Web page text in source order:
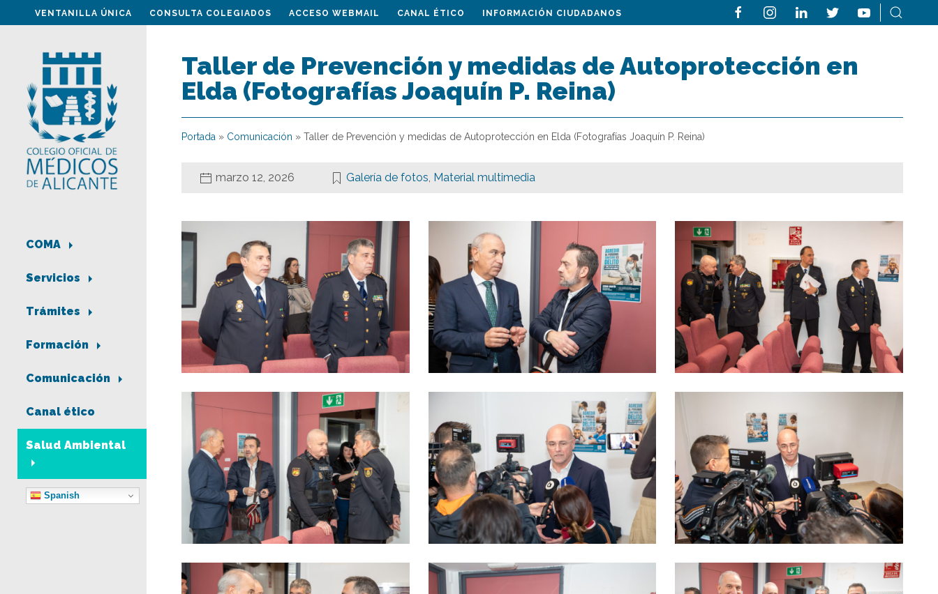
VENTANILLA ÚNICA CONSULTA COLEGIADOS ACCESO WEBMAIL CANAL ÉTICO INFORMACIÓN CIUDADANOS
COMA
Servicios
Trámites
Formación
Comunicación
Canal ético
Salud Ambiental
Spanish
Taller de Prevención y medidas de Autoprotección en
Elda (Fotografías Joaquín P. Reina)
Portada » Comunicación » Taller de Prevención y medidas de Autoprotección en Elda (Fotografías Joaquín P. Reina)
marzo 12, 2026 Galería de fotos, Material multimedia